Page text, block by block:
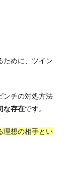
ために、ツイン
ンチの対処方法
な存在です。
理想の相手とい